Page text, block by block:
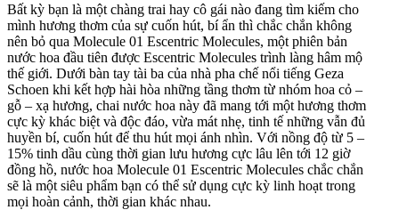
Bất kỳ bạn là một chàng trai hay cô gái nào đang tìm kiếm cho
mình hương thơm của sự cuốn hút, bí ẩn thì chắc chắn không
nên bỏ qua Molecule 01 Escentric Molecules, một phiên bản
nước hoa đầu tiên được Escentric Molecules trình làng hâm mộ
thế giới. Dưới bàn tay tài ba của nhà pha chế nổi tiếng Geza
Schoen khi kết hợp hài hòa những tầng thơm từ nhóm hoa cỏ –
gỗ – xạ hương, chai nước hoa này đã mang tới một hương thơm
cực kỳ khác biệt và độc đáo, vừa mát nhẹ, tinh tế những vẫn đủ
huyền bí, cuốn hút để thu hút mọi ánh nhìn. Với nồng độ từ 5 –
15% tinh dầu cùng thời gian lưu hương cực lâu lên tới 12 giờ
đồng hồ, nước hoa Molecule 01 Escentric Molecules chắc chắn
sẽ là một siêu phẩm bạn có thể sử dụng cực kỳ linh hoạt trong
mọi hoàn cảnh, thời gian khác nhau.